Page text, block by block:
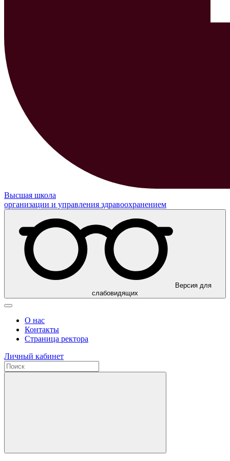
Высшая школа
организации и управления здравоохранением
Версия для
слабовидящих
О нас
Контакты
Страница ректора
Личный кабинет